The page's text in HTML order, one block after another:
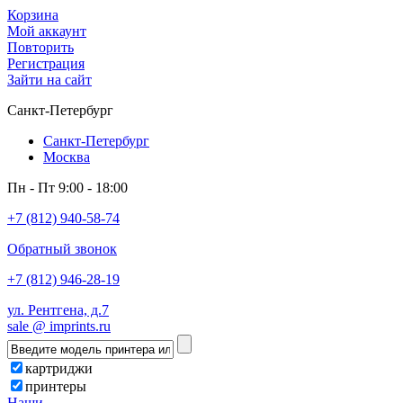
Корзина
Мой аккаунт
Повторить
Регистрация
Зайти на сайт
Санкт-Петербург
Санкт-Петербург
Москва
Пн - Пт 9:00 - 18:00
+7 (812) 940-58-74
Обратный звонок
+7 (812) 946-28-19
ул. Рентгена, д.7
sale @ imprints.ru
картриджи
принтеры